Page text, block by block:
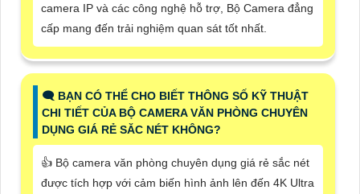
camera IP và các công nghệ hỗ trợ, Bộ Camera đẳng
cấp mang đến trải nghiệm quan sát tốt nhất.
🗨️ BẠN CÓ THỂ CHO BIẾT THÔNG SỐ KỸ THUẬT
CHI TIẾT CỦA BỘ CAMERA VĂN PHÒNG CHUYÊN
DỤNG GIÁ RẺ SĂC NÉT KHÔNG?
👍 Bộ camera văn phòng chuyên dụng giá rẻ sắc nét
được tích hợp với cảm biến hình ảnh lên đến 4K Ultra